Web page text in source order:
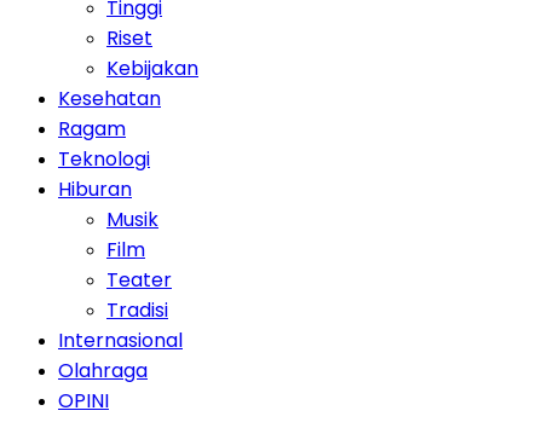
Tinggi
Riset
Kebijakan
Kesehatan
Ragam
Teknologi
Hiburan
Musik
Film
Teater
Tradisi
Internasional
Olahraga
OPINI